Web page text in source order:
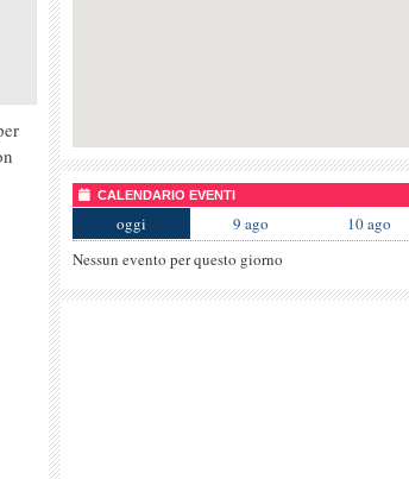
CALENDARIO EVENTI
oggi 9 ago
10 ago
Nessun evento per questo giorno